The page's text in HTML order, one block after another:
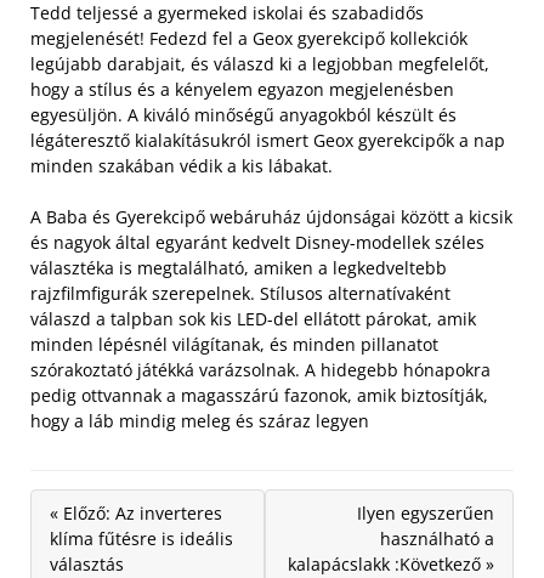
Tedd teljessé a gyermeked iskolai és szabadidős
megjelenését! Fedezd fel a Geox gyerekcipő kollekciók
legújabb darabjait, és válaszd ki a legjobban megfelelőt,
hogy a stílus és a kényelem egyazon megjelenésben
egyesüljön. A kiváló minőségű anyagokból készült és
légáteresztő kialakításukról ismert Geox gyerekcipők a nap
minden szakában védik a kis lábakat.
A Baba és Gyerekcipő webáruház újdonságai között a kicsik
és nagyok által egyaránt kedvelt Disney-modellek széles
választéka is megtalálható, amiken a legkedveltebb
rajzfilmfigurák szerepelnek. Stílusos alternatívaként
válaszd a talpban sok kis LED-del ellátott párokat, amik
minden lépésnél világítanak, és minden pillanatot
szórakoztató játékká varázsolnak. A hidegebb hónapokra
pedig ottvannak a magasszárú fazonok, amik biztosítják,
hogy a láb mindig meleg és száraz legyen
« Előző: Az inverteres
klíma fűtésre is ideális
választás
Ilyen egyszerűen
használható a
kalapácslakk :Következő »